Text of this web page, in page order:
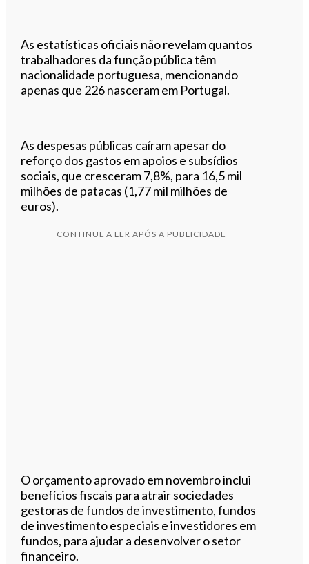
As estatísticas oficiais não revelam quantos
trabalhadores da função pública têm
nacionalidade portuguesa, mencionando
apenas que 226 nasceram em Portugal.
As despesas públicas caíram apesar do
reforço dos gastos em apoios e subsídios
sociais, que cresceram 7,8%, para 16,5 mil
milhões de patacas (1,77 mil milhões de
euros).
CONTINUE A LER APÓS A PUBLICIDADE
O orçamento aprovado em novembro inclui
benefícios fiscais para atrair sociedades
gestoras de fundos de investimento, fundos
de investimento especiais e investidores em
fundos, para ajudar a desenvolver o setor
financeiro.